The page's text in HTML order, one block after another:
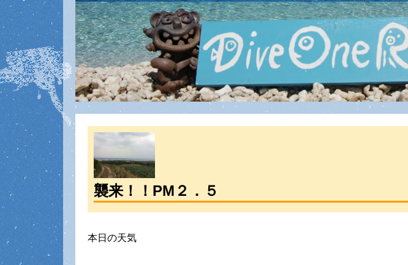
シュノーケリング
記念日ダイビング
ダイビング免許の講習
襲来！！PM２．５
本日の天気